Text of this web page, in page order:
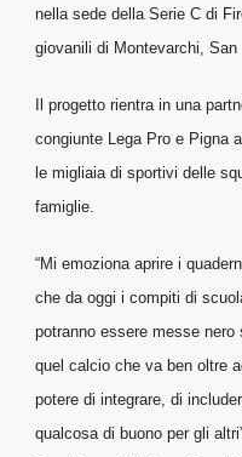
nella sede della Serie C di
giovanili di Montevarchi, San
Il progetto rientra in una
congiunte Lega Pro e Pigna
le migliaia di sportivi delle
famiglie.
“Mi emoziona aprire i
che da oggi i compiti di
potranno essere messe
quel calcio che va ben oltre
potere di integrare, di
qualcosa di buono per gli